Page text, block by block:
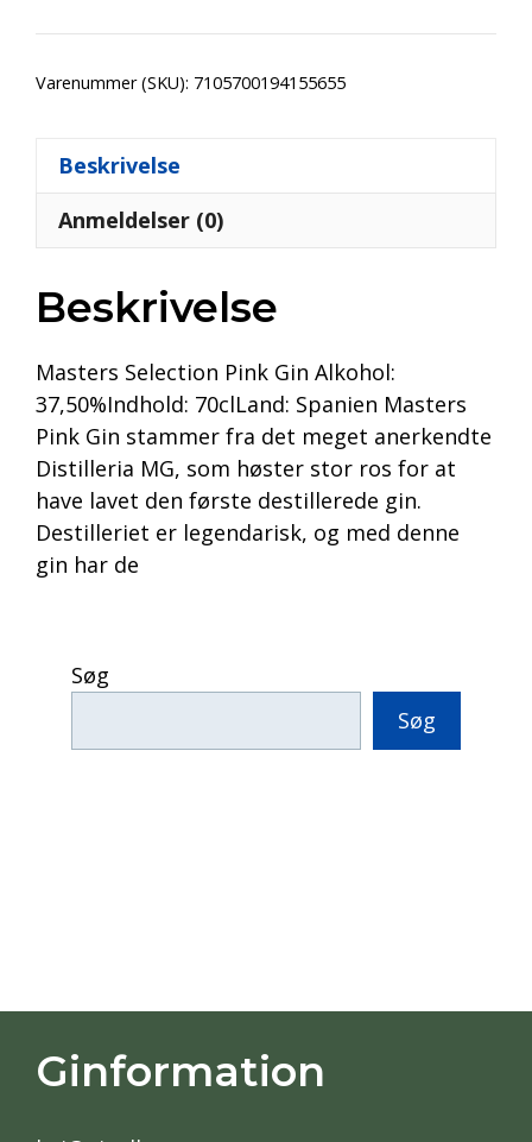
Varenummer (SKU): 7105700194155655
Beskrivelse
Anmeldelser (0)
Beskrivelse
Masters Selection Pink Gin Alkohol:
37,50%Indhold: 70clLand: Spanien Masters
Pink Gin stammer fra det meget anerkendte
Distilleria MG, som høster stor ros for at
have lavet den første destillerede gin.
Destilleriet er legendarisk, og med denne
gin har de
Søg
Søg
Ginformation